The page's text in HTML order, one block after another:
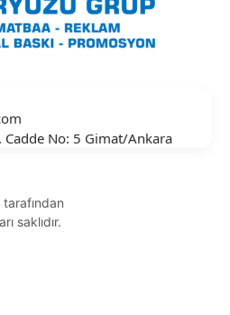
No: 5 Gimat/Ankara
tarafından
saklıdır.